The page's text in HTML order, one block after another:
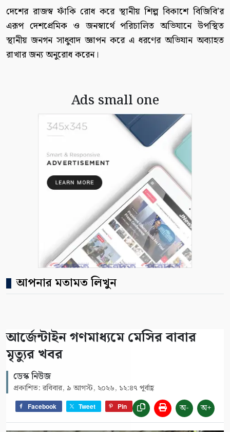
দেশের রাজস্ব ফাঁকি রোধ করে স্থানীয় শিল্প বিকাশে বিজিবি’র
এরূপ দেশপ্রেমিক ও জনস্বার্থে পরিচালিত অভিযানে উপস্থিত
স্থানীয় জনগন সাধুবাদ জ্ঞাপন করে এ ধরণের অভিযান অব্যাহত
রাখার জন্য অনুরোধ করেন।
Ads small one
আপনার মতামত লিখুন
আর্জেন্টাইন গণমাধ্যমে মেসির বাবার
মৃত্যুর খবর
ডেস্ক নিউজ
প্রকাশিত: রবিবার, ৯ আগস্ট, ২০২৬, ১২:৪৭ পূর্বাহ্ণ
Facebook Tweet Pin অ- অ+